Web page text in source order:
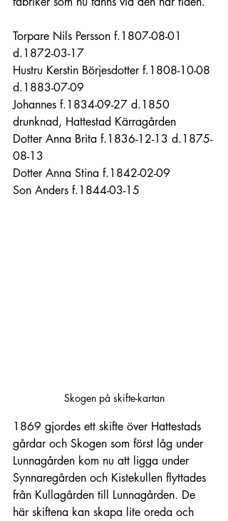
Torpare Nils Persson f.1807-08-01
d.1872-03-17
Hustru Kerstin Börjesdotter f.1808-10-08
d.1883-07-09
Johannes f.1834-09-27 d.1850
drunknad, Hattestad Kärragården
Dotter Anna Brita f.1836-12-13 d.1875-
08-13
Dotter Anna Stina f.1842-02-09
Son Anders f.1844-03-15
Skogen på skifte-kartan
1869 gjordes ett skifte över Hattestads
gårdar och Skogen som först låg under
Lunnagården kom nu att ligga under
Synnaregården och Kistekullen flyttades
från Kullagården till Lunnagården. De
här skiftena kan skapa lite oreda och